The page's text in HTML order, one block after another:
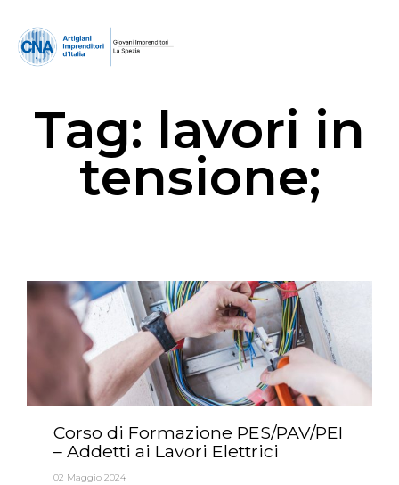
Tag: lavori in
tensione;
Corso di Formazione PES/PAV/PEI
– Addetti ai Lavori Elettrici
02 Maggio 2024